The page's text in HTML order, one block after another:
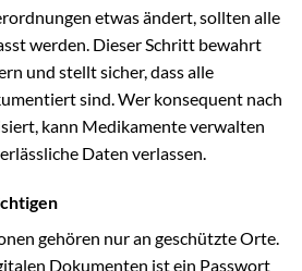
etwas ändert, sollten alle
werden. Dieser Schritt bewahrt
und stellt sicher, dass alle
sind. Wer konsequent nach
kann Medikamente verwalten
Daten verlassen.
gehören nur an geschützte Orte.
Dokumenten ist ein Passwort